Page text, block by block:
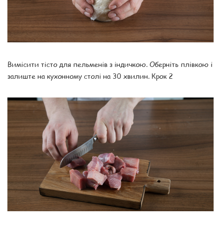
Вимісити тісто для пельменів з індичкою. Оберніть плівкою і
залиште на кухонному столі на 30 хвилин. Крок 2